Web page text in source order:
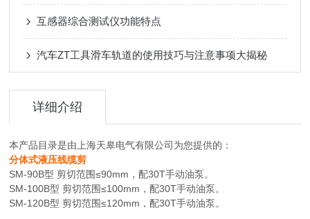
互感器综合测试仪功能特点
汽车ZT工具滑车轨道的使用技巧与注意事项大揭秘
详细介绍
本产品目录是由上海天皋电气有限公司为您提供的：
分体式液压线缆剪
SM-90B型 剪切范围≤90mm，配30T手动油泵。
SM-100B型 剪切范围≤100mm，配30T手动油泵。
SM-120B型 剪切范围≤120mm，配30T手动油泵。